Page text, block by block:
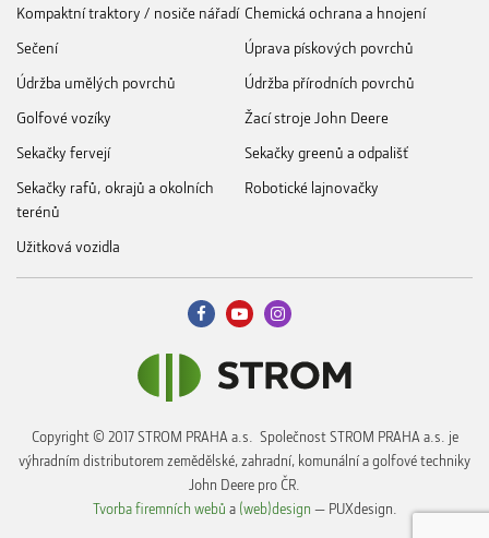
Kompaktní traktory / nosiče nářadí Chemická ochrana a hnojení
Sečení
Úprava pískových povrchů
Údržba umělých povrchů
Údržba přírodních povrchů
Golfové vozíky
Žací stroje John Deere
Sekačky fervejí
Sekačky greenů a odpališť
Sekačky rafů, okrajů a okolních
terénů
Robotické lajnovačky
Užitková vozidla
Copyright © 2017 STROM PRAHA a.s. Společnost STROM PRAHA a.s. je
výhradním distributorem zemědělské, zahradní, komunální a golfové techniky
John Deere pro ČR.
Tvorba firemních webů a (web)design — PUXdesign.